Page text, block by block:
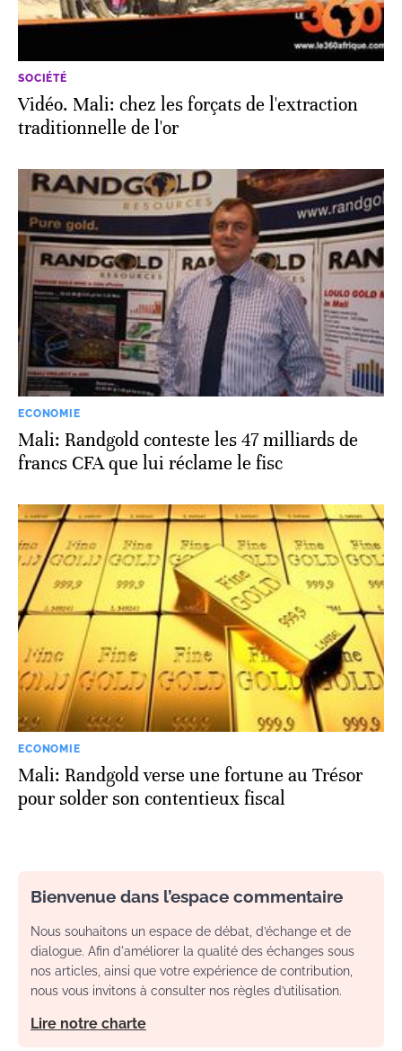
SOCIÉTÉ
Vidéo. Mali: chez les forçats de l'extraction
traditionnelle de l'or
ECONOMIE
Mali: Randgold conteste les 47 milliards de
francs CFA que lui réclame le fisc
ECONOMIE
Mali: Randgold verse une fortune au Trésor
pour solder son contentieux fiscal
Bienvenue dans l’espace commentaire
Nous souhaitons un espace de débat, d’échange et de
dialogue. Afin d'améliorer la qualité des échanges sous
nos articles, ainsi que votre expérience de contribution,
nous vous invitons à consulter nos règles d’utilisation.
Lire notre charte